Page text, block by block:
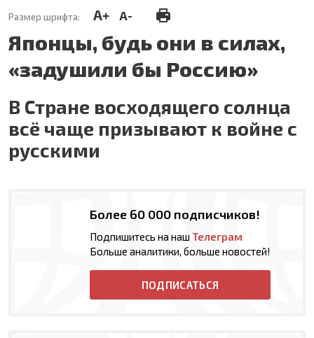
Размер шрифта: A+ A-
Японцы, будь они в силах,
«задушили бы Россию»
В Стране восходящего солнца
всё чаще призывают к войне с
русскими
Более 60 000 подписчиков!
Подпишитесь на наш Телеграм
Больше аналитики, больше новостей!
ПОДПИСАТЬСЯ